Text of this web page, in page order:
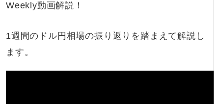
Weekly動画解説！
1週間のドル円相場の振り返りを踏まえて解説し
ます。